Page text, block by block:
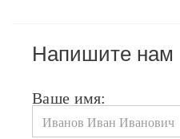
Напишите нам
Ваше имя: